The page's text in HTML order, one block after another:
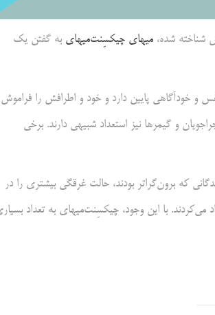
شناخته شده، میهای چیکسِنت‌میهای به گفتن یک
خودآگاهی پایین دارد و خود و اطرافش را فراموش
و گیمرها نیز استعداد شبیهی دارند. برخی
که برون‌گراتر بودند، حالت غرقگی بیشتری را در
می‌کردند. با این وجود، چیکسِنت‌میهای به تعداد